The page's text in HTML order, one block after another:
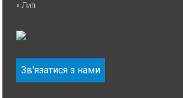
« Лип
Зв'язатися з нами